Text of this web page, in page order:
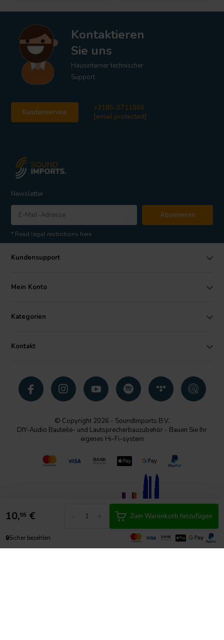
10,95 € Zum Warenkorb hinzufügen
🔒Sicher bezahlen
Kontaktieren
Sie uns
Hausinterner technischer
Support
Kundenservice
+3185-0711860
[email protected]
Newsletter
Abonnieren
* Read legal restrictions here
Kundensupport
Mein Konto
Kategorien
Kontakt
© Copyright 2026 - SoundImports B.V.
DIY-Audio Bauteile- und Lautsprecherbauzubehör - Bauen Sie Ihr
eigenes Hi-Fi-system